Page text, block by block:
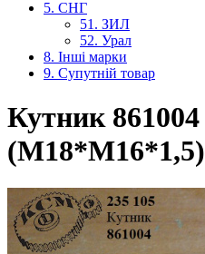
5. СНГ
51. ЗИЛ
52. Урал
8. Інші марки
9. Супутній товар
Кутник 861004
(М18*М16*1,5)